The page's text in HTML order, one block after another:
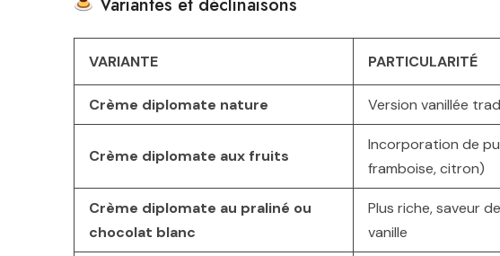
VARIANTE PARTICULARITÉ
Crème diplomate nature Version vanillée
Crème diplomate aux fruits
Incorporation de
framboise, citron)
Crème diplomate au praliné ou
chocolat blanc
Plus riche, saveur
vanille